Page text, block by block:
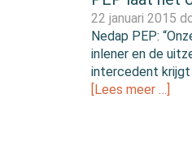
22 januari 2015
Nedap PEP:
inlener en de
intercedent krijgt
[Lees meer …]